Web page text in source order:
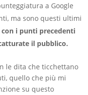
a Google
ma sono questi ultimi
con i punti precedenti
il pubblico.
le dita che ticchettano
quello che più mi
su questo